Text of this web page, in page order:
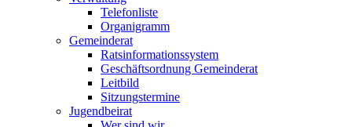
Telefonliste
Organigramm
Gemeinderat
Ratsinformationssystem
Geschäftsordnung Gemeinderat
Leitbild
Sitzungstermine
Jugendbeirat